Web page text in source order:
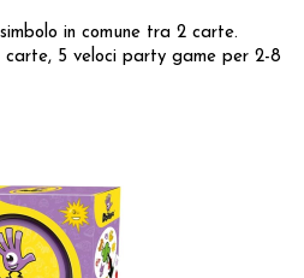
in comune tra 2 carte.
carte, 5 veloci party game per 2-8